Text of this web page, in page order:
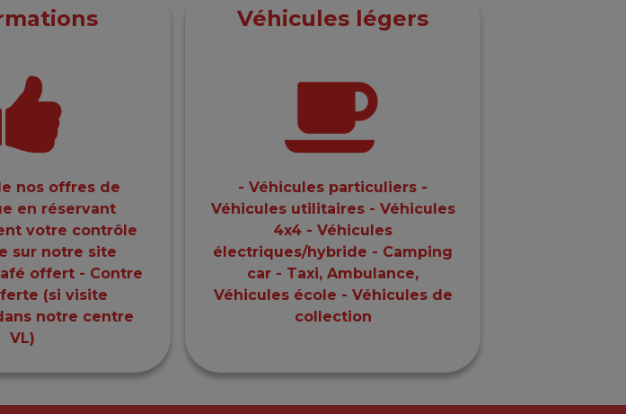
nos offres de
en réservant
votre contrôle
sur notre site
offert - Contre
(si visite
notre centre
VL)
Véhicules légers
- Véhicules particuliers -
Véhicules utilitaires - Véhicules
4x4 - Véhicules
électriques/hybride - Camping
car - Taxi, Ambulance,
Véhicules école - Véhicules de
collection